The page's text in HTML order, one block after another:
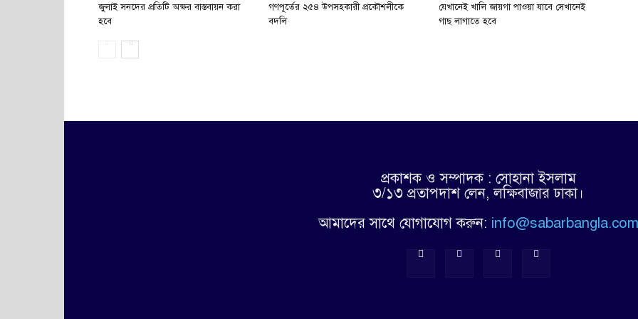
জুলাই সনদের প্রতিটি অক্ষর বাস্তবায়ন করা
হবে
গণপূর্তের ২৫৪ উপসহকারী প্রকৌশলীকে
বদলি
যেখানেই খালি জায়গা পাওয়া যাবে সেখানেই
গাছ লাগাতে হবে
প্রকাশক ও সম্পাদক : সোহানা ইসলাম
৩/১৩ প্রতাপদাশ লেন, লক্ষিবাজার ঢাকা।
আমাদের সাথে যোগাযোগ করুন: info@sabarbangla.com